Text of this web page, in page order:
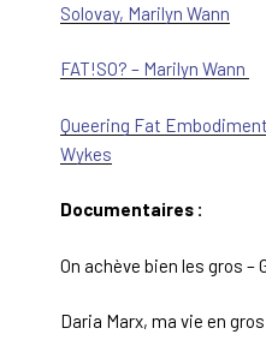
Solovay, Marilyn Wann
FAT!SO? – Marilyn Wann
​​Queering Fat
Wykes
Documentaires :
On achève bien les gros –
Daria Marx, ma vie en